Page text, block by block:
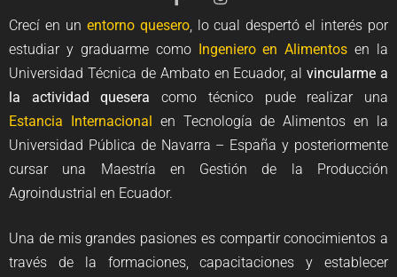
Crecí en un entorno quesero, lo cual despertó el interés por
estudiar y graduarme como Ingeniero en Alimentos en la
Universidad Técnica de Ambato en Ecuador, alvincularme a
la actividad quesera como técnico pude realizar una
Estancia Internacional en Tecnología de Alimentos en la
Universidad Pública de Navarra – España y posteriormente
cursar una Maestría en Gestión de la Producción
Agroindustrial en Ecuador.
Una de mis grandes pasiones es compartir conocimientos a
través de la formaciones, capacitaciones y establecer